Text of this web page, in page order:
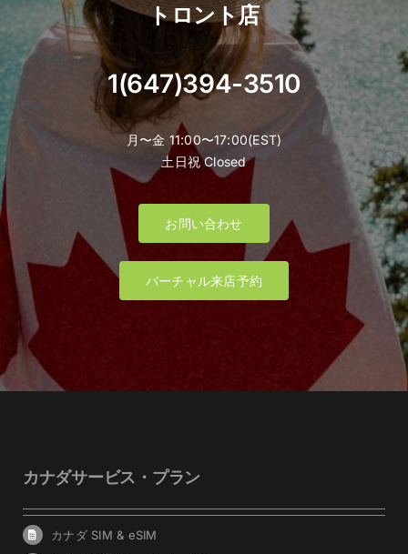
トロント店
1(647)394-3510
月〜金 11:00〜17:00(EST)
土日祝 Closed
お問い合わせ
バーチャル来店予約
カナダサービス・プラン
カナダ SIM & eSIM